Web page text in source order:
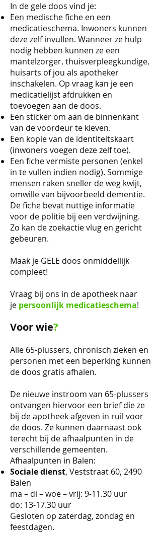
In de gele doos vind je:
Een medische fiche en een
medicatieschema. Inwoners kunnen
deze zelf invullen. Wanneer ze hulp
nodig hebben kunnen ze een
mantelzorger, thuisverpleegkundige,
huisarts of jou als apotheker
inschakelen. Op vraag kan je een
medicatielijst afdrukken en
toevoegen aan de doos.
Een sticker om aan de binnenkant
van de voordeur te kleven.
Een kopie van de identiteitskaart
(inwoners voegen deze zelf toe).
Een fiche vermiste personen (enkel
in te vullen indien nodig). Sommige
mensen raken sneller de weg kwijt,
omwille van bijvoorbeeld dementie.
De fiche bevat nuttige informatie
voor de politie bij een verdwijning.
Zo kan de zoekactie vlug en gericht
gebeuren.
Maak je GELE doos onmiddellijk
compleet!
Vraag bij ons in de apotheek naar
je persoonlijk medicatieschema!
Voor wie?
Alle 65-plussers, chronisch zieken en
personen met een beperking kunnen
de doos gratis afhalen.
De nieuwe instroom van 65-plussers
ontvangen hiervoor een brief die ze
bij de apotheek afgeven in ruil voor
de doos. Ze kunnen daarnaast ook
terecht bij de afhaalpunten in de
verschillende gemeenten.
Afhaalpunten in Balen:
Sociale dienst, Veststraat 60, 2490
Balen
ma – di – woe – vrij: 9-11.30 uur
do: 13-17.30 uur
Gesloten op zaterdag, zondag en
feestdagen.